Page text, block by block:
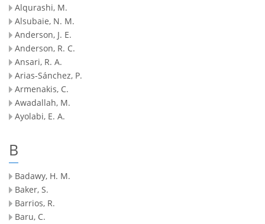
Alqurashi, M.
Alsubaie, N. M.
Anderson, J. E.
Anderson, R. C.
Ansari, R. A.
Arias-Sánchez, P.
Armenakis, C.
Awadallah, M.
Ayolabi, E. A.
B
Badawy, H. M.
Baker, S.
Barrios, R.
Baru, C.